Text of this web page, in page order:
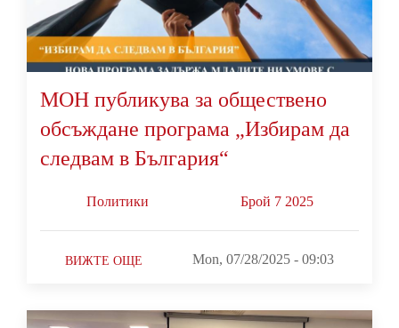
МОН публикува за обществено
обсъждане програма „Избирам да
следвам в България“
Политики Брой 7 2025
ВИЖТЕ ОЩЕ Mon, 07/28/2025 - 09:03